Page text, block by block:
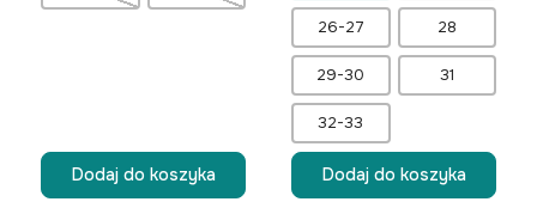
Dodaj do koszyka
26-27 28
29-30 31
32-33
Dodaj do koszyka